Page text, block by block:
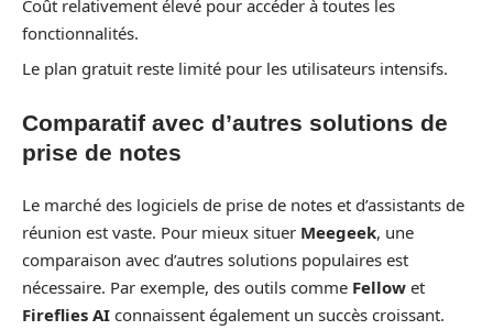
Coût relativement élevé pour accéder à toutes les
fonctionnalités.
Le plan gratuit reste limité pour les utilisateurs intensifs.
Comparatif avec d’autres solutions de
prise de notes
Le marché des logiciels de prise de notes et d’assistants de
réunion est vaste. Pour mieux situer Meegeek, une
comparaison avec d’autres solutions populaires est
nécessaire. Par exemple, des outils comme Fellow et
Fireflies AI connaissent également un succès croissant.